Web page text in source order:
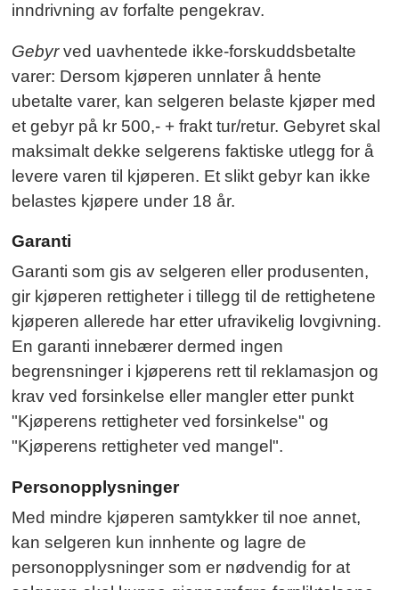
inndrivning av forfalte pengekrav.
Gebyrved uavhentede ikke-forskuddsbetalte
varer: Dersom kjøperen unnlater å hente
ubetalte varer, kan selgeren belaste kjøper med
et gebyr på kr 500,- + frakt tur/retur. Gebyret skal
maksimalt dekke selgerens faktiske utlegg for å
levere varen til kjøperen. Et slikt gebyr kan ikke
belastes kjøpere under 18 år.
Garanti
Garanti som gis av selgeren eller produsenten,
gir kjøperen rettigheter i tillegg til de rettighetene
kjøperen allerede har etter ufravikelig lovgivning.
En garanti innebærer dermed ingen
begrensninger i kjøperens rett til reklamasjon og
krav ved forsinkelse eller mangler etter punkt
"Kjøperens rettigheter ved forsinkelse" og
"Kjøperens rettigheter ved mangel".
Personopplysninger
Med mindre kjøperen samtykker til noe annet,
kan selgeren kun innhente og lagre de
personopplysninger som er nødvendig for at